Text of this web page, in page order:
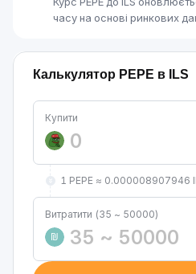
часу на основі ринкових
Калькулятор PEPE в ILS
Купити
1 PEPE ≈ 0.000008907946
Витратити (35 ~ 50000)
₪